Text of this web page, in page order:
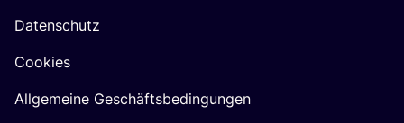
Datenschutz
Cookies
Allgemeine Geschäftsbedingungen